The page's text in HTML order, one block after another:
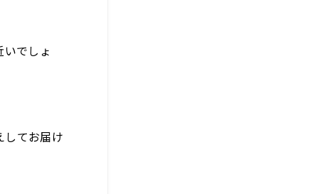
でしょ
してお届け